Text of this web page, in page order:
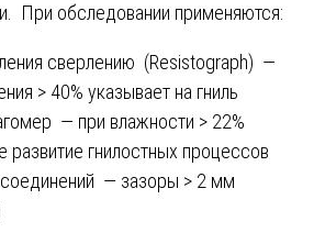
При обследовании применяются:
сверлению (Resistograph) —
> 40% указывает на гниль
— при влажности > 22%
развитие гнилостных процессов
— зазоры > 2 мм